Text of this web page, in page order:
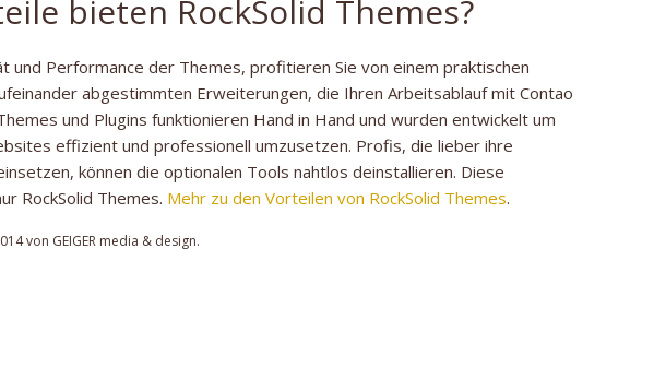
bieten RockSolid Themes?
und Performance der Themes, profitieren Sie von einem praktischen
abgestimmten Erweiterungen, die Ihren Arbeitsablauf mit Contao
und Plugins funktionieren Hand in Hand und wurden entwickelt um
effizient und professionell umzusetzen. Profis, die lieber ihre
können die optionalen Tools nahtlos deinstallieren. Diese
RockSolid Themes. Mehr zu den Vorteilen von RockSolid Themes.
von GEIGER media & design.